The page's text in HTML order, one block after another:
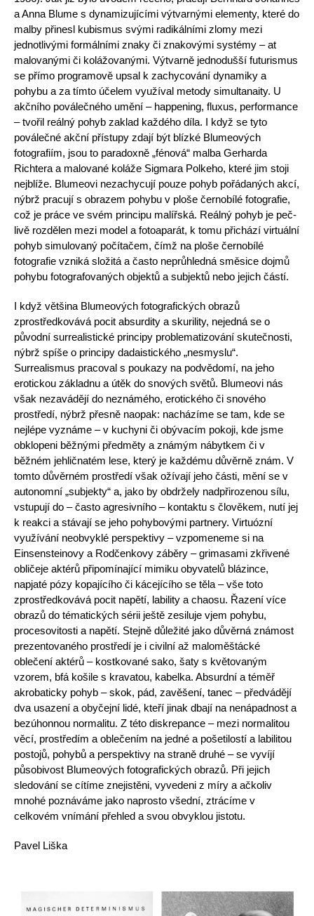
a Anna Blume s dynamizujícími výtvarnými elementy, které do
malby přinesl kubismus svými radikálními zlomy mezi
jednotlivými formálními znaky či znakovými systémy – at
malovanými či kolážovanými. Výtvarně jednodušší futurismus
se přímo programově upsal k zachycování dynamiky a
pohybu a za tímto účelem využíval metody simultanaity. U
akčního poválečného umění – hap­pening, fluxus, performance
– tvořil reálný pohyb zaklad každého díla. I když se tyto
poválečné akční přístupy zdají být blízké Blumeových
fotografi­ím, jsou to paradoxně „fénová“ malba Gerharda
Richtera a malované koláže Sigmara Polkeho, které jim stoji
nejblíže. Blumeovi nezachycují pouze pohyb pořádaných akcí,
nýbrž pracují s obrazem pohybu v ploše černobílé fotografie,
což je práce ve svém principu malířská. Reálný pohyb je peč­
livě rozdělen mezi model a fotoaparát, k tomu přichází virtuální
pohyb simulovaný počítačem, čímž na ploše černobílé
fotografie vzniká složitá a čas­to neprůhledná směsice dojmů
pohybu fotografovaných objektů a subjektů nebo jejich částí.
I když většina Blumeových fotografických obrazů
zprostředkovává pocit absurdity a skurility, nejedná se o
původní surrealistické principy proble­matizování skutečnosti,
nýbrž spíše o principy dadaistického „nesmyslu“.
Surrealismus pracoval s poukazy na podvědomí, na jeho
erotickou základnu a útěk do snových světů. Blumeovi nás
však nezavádějí do neznámého, erotického či snového
prostředí, nýbrž přesně naopak: nacházíme se tam, kde se
nejlépe vyznáme – v kuchyni či obývacím pokoji, kde jsme
obklopeni běžnými předměty a známým nábytkem či v
běžném jehličnatém lese, který je každému důvěrně znám. V
tomto důvěrném prostředí však ožívají jeho části, mění se v
autonomní „subjekty“ a, jako by obdržely nadpřiro­zenou sílu,
vstupují do – často agresivního – kontaktu s člověkem, nutí jej
k reakci a stávají se jeho pohybovými partnery. Virtuózní
využívání neob­vyklé perspektivy – vzpomeneme si na
Einsensteinovy a Rodčenkovy záběry – grimasami zkřivené
obličeje aktérů připomínající mimiku obyvatelů blázince,
napjaté pózy kopajícího či kácejícího se těla – vše toto
zprostředkovává pocit napětí, lability a chaosu. Řazení více
obrazů do tématických sérii ještě zesiluje vjem pohybu,
procesovitosti a napětí. Stejně důležité jako důvěrná známost
prezentovaného prostředí je i civilní až maloměštác­ké
oblečení aktérů – kostkované sako, šaty s květovaným
vzorem, bfá košile s kravatou, kabelka. Absurdní a téměř
akrobaticky pohyb – skok, pád, zavěšení, tanec – předvádějí
dva usazení a obyčejní lidé, kteří jinak dbají na nenápadnost a
bezúhonnou normalitu. Z této diskrepance – mezi nor­malitou
věcí, prostředím a oblečením na jedné a pošetilostí a labilitou
postojů, pohybů a perspektivy na straně druhé – se vyvíjí
působivost Blumeových fotografických obrazů. Při jejich
sledování se cítíme znejistěni, vyvedeni z míry a ačkoliv
mnohé poznáváme jako naprosto všední, ztrá­címe v
celkovém vnímání přehled a svou obvyklou jistotu.
Pavel Liška